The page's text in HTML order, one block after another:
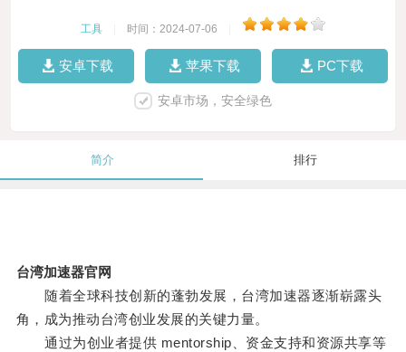
工具 时间：2024-07-06
安卓下载 苹果下载 PC下载
安卓市场，安全绿色
简介 排行
台湾加速器官网
随着全球科技创新的蓬勃发展，台湾加速器逐渐崭露头
角，成为推动台湾创业发展的关键力量。
通过为创业者提供 mentorship、资金支持和资源共享等